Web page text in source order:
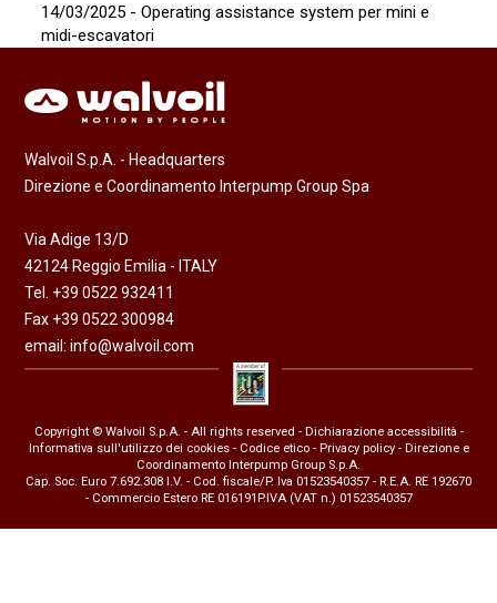
14/03/2025 - Operating assistance system per mini e
midi-escavatori
Walvoil S.p.A. - Headquarters
Direzione e Coordinamento Interpump Group Spa
Via Adige 13/D
42124 Reggio Emilia - ITALY
Tel. +39 0522 932411
Fax +39 0522 300984
email:info@walvoil.com
Copyright © Walvoil S.p.A. - All rights reserved - Dichiarazione accessibilità -
Informativa sull'utilizzo dei cookies- Codice etico- Privacy policy- Direzione e
Coordinamento Interpump Group S.p.A.
Cap. Soc. Euro 7.692.308 I.V. - Cod. fiscale/P. Iva 01523540357 - R.E.A. RE 192670
- Commercio Estero RE 016191P.IVA (VAT n.) 01523540357